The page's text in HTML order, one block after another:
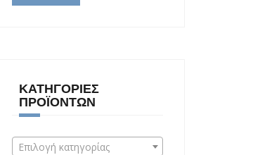
ΚΑΤΗΓΟΡΊΕΣ
ΠΡΟΪΌΝΤΩΝ
Επιλογή κατηγορίας